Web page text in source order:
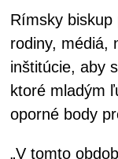
Rímsky biskup
rodiny, médiá,
inštitúcie, aby
ktoré mladým
oporné body
„V tomto